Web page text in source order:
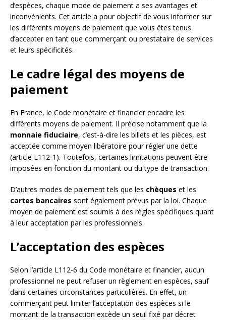
d’espèces, chaque mode de paiement a ses avantages et
inconvénients. Cet article a pour objectif de vous informer sur
les différents moyens de paiement que vous êtes tenus
d’accepter en tant que commerçant ou prestataire de services
et leurs spécificités.
Le cadre légal des moyens de
paiement
En France, le Code monétaire et financier encadre les
différents moyens de paiement. Il précise notamment que la
monnaie fiduciaire, c’est-à-dire les billets et les pièces, est
acceptée comme moyen libératoire pour régler une dette
(article L112-1). Toutefois, certaines limitations peuvent être
imposées en fonction du montant ou du type de transaction.
D’autres modes de paiement tels que les chèques et les
cartes bancaires sont également prévus par la loi. Chaque
moyen de paiement est soumis à des règles spécifiques quant
à leur acceptation par les professionnels.
L’acceptation des espèces
Selon l’article L112-6 du Code monétaire et financier, aucun
professionnel ne peut refuser un règlement en espèces, sauf
dans certaines circonstances particulières. En effet, un
commerçant peut limiter l’acceptation des espèces si le
montant de la transaction excède un seuil fixé par décret